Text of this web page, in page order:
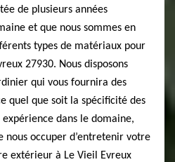
de plusieurs années
et que nous sommes en
types de matériaux pour
27930. Nous disposons
qui vous fournira des
quel que soit la spécificité des
dans le domaine,
nous occuper d’entretenir votre
extérieur à Le Vieil Evreux